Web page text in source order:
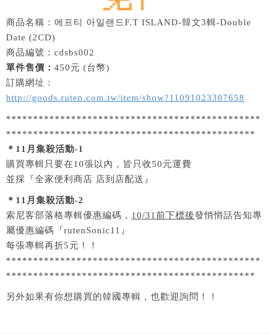
商品名稱：에프티 아일랜드F.T ISLAND-韓文3輯-Double
Date (2CD)
商品編號：cdsbs002
單件售價： 450元 (台幣)
訂購網址：
http://goods.ruten.com.tw/item/show?11091023307658
***********************************************
**********************************************
＊11月集殺活動-1
購買專輯只要在10張以內，皆只收50元運費
並採『全家便利商店 店到店配送』
＊11月集殺活動-2
索尼客部落格專輯優惠編碼， 10/31前下標後發悄悄話告知專
屬優惠編碼『rutenSonic11』
每張專輯再折5元！！
***********************************************
**********************************************
另外如果有你想購買的韓國專輯，也歡迎詢問！！